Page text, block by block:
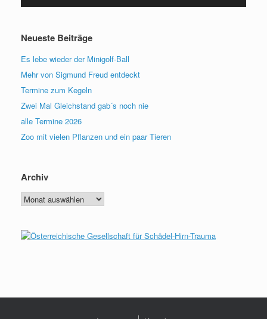
Neueste Beiträge
Es lebe wieder der Minigolf-Ball
Mehr von Sigmund Freud entdeckt
Termine zum Kegeln
Zwei Mal Gleichstand gab´s noch nie
alle Termine 2026
Zoo mit vielen Pflanzen und ein paar Tieren
Archiv
Archiv